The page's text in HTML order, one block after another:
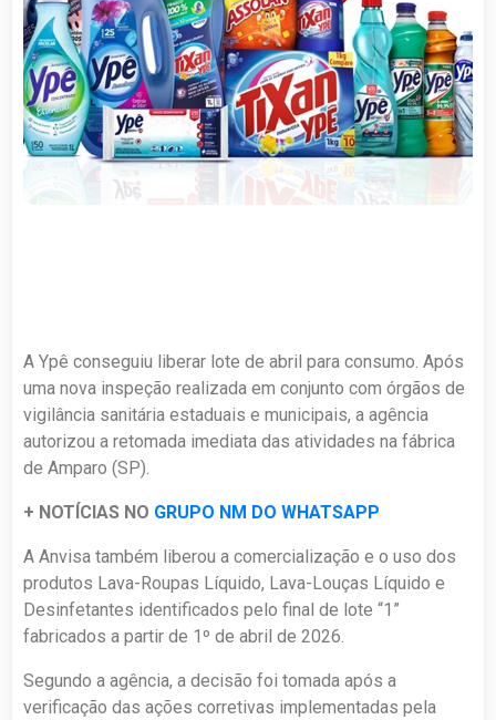
A Ypê conseguiu liberar lote de abril para consumo. Após
uma nova inspeção realizada em conjunto com órgãos de
vigilância sanitária estaduais e municipais, a agência
autorizou a retomada imediata das atividades na fábrica
de Amparo (SP).
+ NOTÍCIAS NO GRUPO NM DO WHATSAPP
A Anvisa também liberou a comercialização e o uso dos
produtos Lava-Roupas Líquido, Lava-Louças Líquido e
Desinfetantes identificados pelo final de lote “1”
fabricados a partir de 1º de abril de 2026.
Segundo a agência, a decisão foi tomada após a
verificação das ações corretivas implementadas pela